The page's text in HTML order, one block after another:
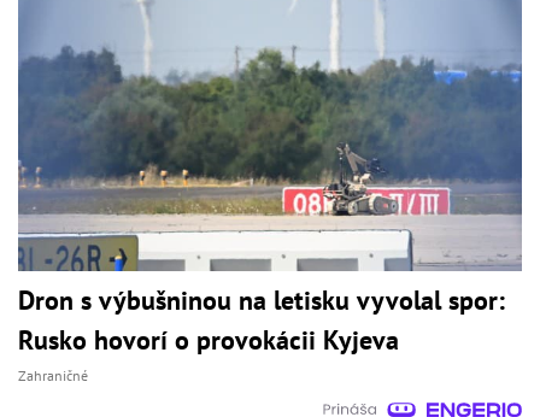
Dron s výbušninou na letisku vyvolal spor:
Rusko hovorí o provokácii Kyjeva
Zahraničné